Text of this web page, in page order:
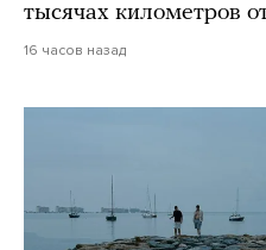
тысячах километров
16 часов назад